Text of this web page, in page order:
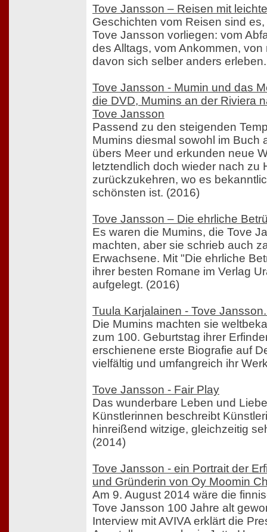
Tove Jansson – Reisen mit
Geschichten vom Reisen sind
Tove Jansson vorliegen: vom
des Alltags, vom Ankommen,
davon sich selber anders
Tove Jansson - Mumin und das
die DVD, Mumins an der Riviera
Tove Jansson
Passend zu den steigenden
Mumins diesmal sowohl im Buch
übers Meer und erkunden neue
letztendlich doch wieder nach zu
zurückzukehren, wo es
schönsten ist. (2016)
Tove Jansson – Die ehrliche
Es waren die Mumins, die Tove
machten, aber sie schrieb auch
Erwachsene. Mit "Die ehrliche
ihrer besten Romane im Verlag
aufgelegt. (2016)
Tuula Karjalainen - Tove
Die Mumins machten sie
zum 100. Geburtstag ihrer
erschienene erste Biografie auf
vielfältig und umfangreich ihr
Tove Jansson - Fair Play
Das wunderbare Leben und
Künstlerinnen beschreibt
hinreißend witzige, gleichzeitig
(2014)
Tove Jansson - ein Portrait der
und Gründerin von Oy Moomin
Am 9. August 2014 wäre die
Tove Jansson 100 Jahre alt
Interview mit AVIVA erklärt die